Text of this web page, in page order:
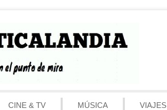
CINE & TV MÚSICA VIAJES